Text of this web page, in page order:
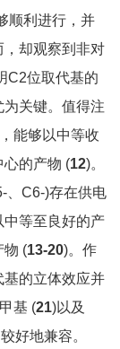
顺利进行，并
，却观察到非对
C2位取代基的
关键。值得注
能够以中等收
心的产物 (12)。
、C6-)存在供电
等至良好的产
物 (13-20)。作
的立体效应并
基 (21)以及
好地兼容。